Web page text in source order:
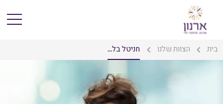
בית הצוות שלנו חניטל בל...